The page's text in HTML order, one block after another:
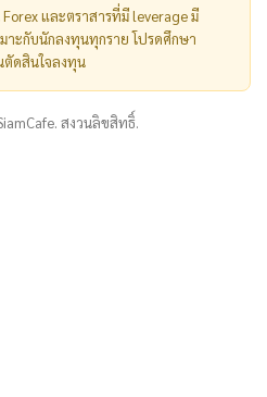
Forex และตราสารที่มี leverage มี
มาะกับนักลงทุนทุกราย โปรดศึกษา
ตัดสินใจลงทุน
สงวนลิขสิทธิ์.